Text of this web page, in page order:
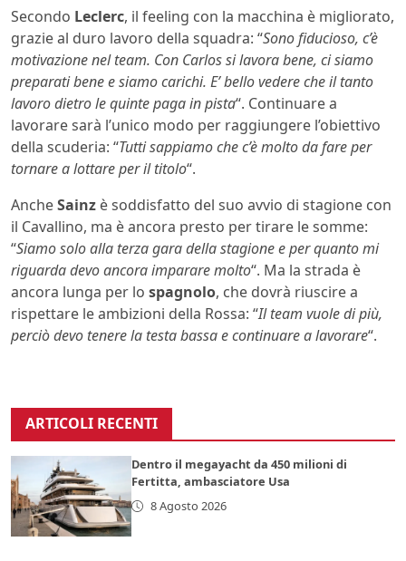
Secondo Leclerc, il feeling con la macchina è migliorato,
grazie al duro lavoro della squadra: “Sono fiducioso, c’è
motivazione nel team. Con Carlos si lavora bene, ci siamo
preparati bene e siamo carichi. E’ bello vedere che il tanto
lavoro dietro le quinte paga in pista“. Continuare a
lavorare sarà l’unico modo per raggiungere l’obiettivo
della scuderia: “Tutti sappiamo che c’è molto da fare per
tornare a lottare per il titolo“.
AncheSainz è soddisfatto del suo avvio di stagione con
il Cavallino, ma è ancora presto per tirare le somme:
“Siamo solo alla terza gara della stagione e per quanto mi
riguarda devo ancora imparare molto“. Ma la strada è
ancora lunga per lo spagnolo, che dovrà riuscire a
rispettare le ambizioni della Rossa: “Il team vuole di più,
perciò devo tenere la testa bassa e continuare a lavorare“.
ARTICOLI RECENTI
Dentro il megayacht da 450 milioni di
Fertitta, ambasciatore Usa
8 Agosto 2026